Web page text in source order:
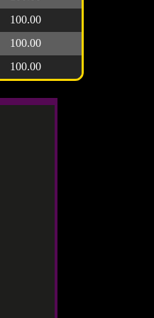
100.00
100.00
100.00